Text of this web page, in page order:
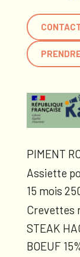
PIMENT
Assiette
15 mois
Crevettes
STEAK
BOEUF